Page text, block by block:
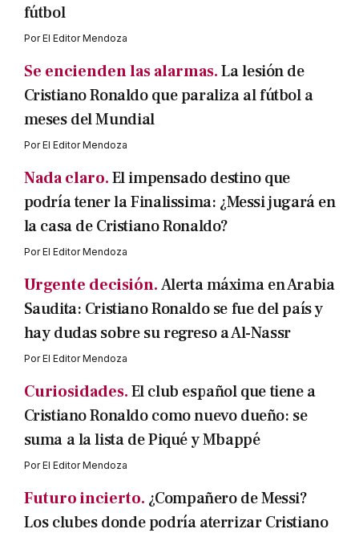
fútbol
PorEl Editor Mendoza
Se encienden las alarmas.La lesión de
Cristiano Ronaldo que paraliza al fútbol a
meses del Mundial
PorEl Editor Mendoza
Nada claro.El impensado destino que
podría tener la Finalissima: ¿Messi jugará en
la casa de Cristiano Ronaldo?
PorEl Editor Mendoza
Urgente decisión.Alerta máxima en Arabia
Saudita: Cristiano Ronaldo se fue del país y
hay dudas sobre su regreso a Al-Nassr
PorEl Editor Mendoza
Curiosidades.El club español que tiene a
Cristiano Ronaldo como nuevo dueño: se
suma a la lista de Piqué y Mbappé
PorEl Editor Mendoza
Futuro incierto. ¿Compañero de Messi?
Los clubes donde podría aterrizar Cristiano